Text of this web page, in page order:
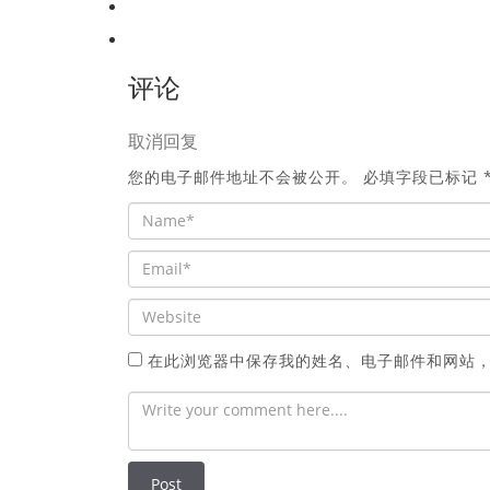
评论
取消回复
您的电子邮件地址不会被公开。 必填字段已标记 *
在此浏览器中保存我的姓名、电子邮件和网站